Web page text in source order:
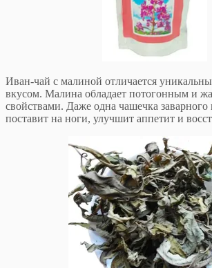
Иван-чай с малиной отличается
вкусом. Малина обладает потогонным и
свойствами. Даже одна чашечка
поставит на ноги, улучшит аппетит и